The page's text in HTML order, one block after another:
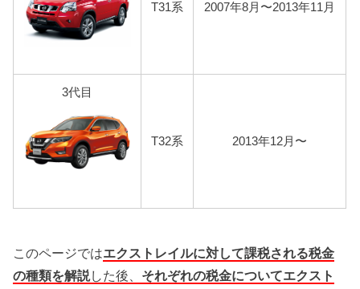
T31系 2007年8月〜2013年11月
3代目
T32系 2013年12月〜
このページではエクストレイルに対して課税される税金
の種類を解説した後、 それぞれの税金についてエクスト